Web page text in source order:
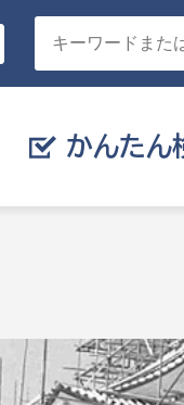
かんたん
届け出